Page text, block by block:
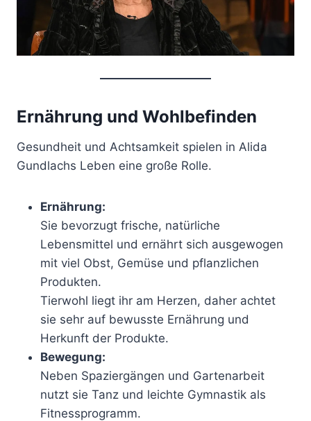
Ernährung und Wohlbefinden
Gesundheit und Achtsamkeit spielen in Alida
Gundlachs Leben eine große Rolle.
Ernährung:
Sie bevorzugt frische, natürliche
Lebensmittel und ernährt sich ausgewogen
mit viel Obst, Gemüse und pflanzlichen
Produkten.
Tierwohl liegt ihr am Herzen, daher achtet
sie sehr auf bewusste Ernährung und
Herkunft der Produkte.
Bewegung:
Neben Spaziergängen und Gartenarbeit
nutzt sie Tanz und leichte Gymnastik als
Fitnessprogramm.